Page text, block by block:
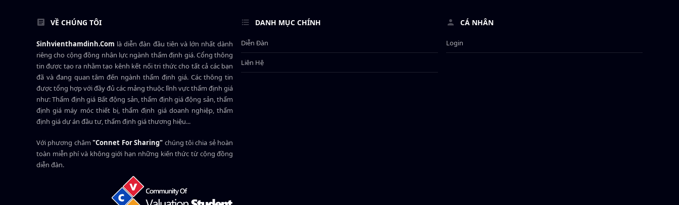
VỀ CHÚNG TÔI
Sinhvienthamdinh.Com là diễn đàn đầu tiên và lớn nhất dành
riêng cho cộng đồng nhân lực ngành thẩm định giá. Cổng thông
tin được tạo ra nhằm tạo kênh kết nối tri thức cho tất cả các bạn
đã và đang quan tâm đến ngành thẩm định giá. Các thông tin
được tổng hợp với đầy đủ các mảng thuộc lĩnh vực thẩm định giá
như: Thẩm định giá Bất động sản, thẩm định giá động sản, thẩm
định giá máy móc thiết bị, thẩm định giá doanh nghiệp, thẩm
định giá dự án đầu tư, thẩm định giá thương hiệu...
Với phương châm"Connet For Sharing" chúng tôi chia sẻ hoàn
toàn miễn phí và không giới hạn những kiến thức từ cộng đồng
diễn đàn.
DANH MỤC CHÍNH
Diễn Đàn
Liên Hệ
CÁ NHÂN
Login